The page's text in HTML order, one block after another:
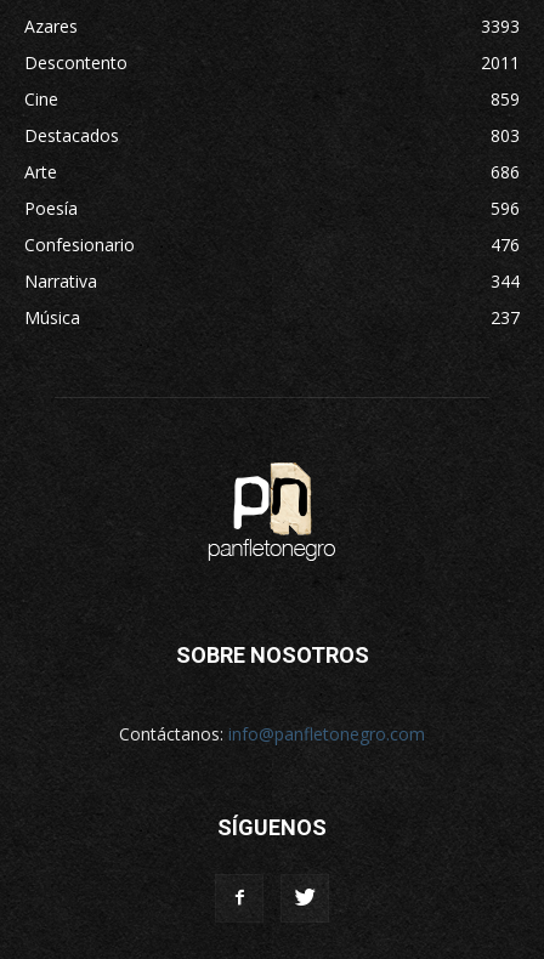
Azares
3393
Descontento
2011
Cine
859
Destacados
803
Arte
686
Poesía
596
Confesionario
476
Narrativa
344
Música
237
SOBRE NOSOTROS
Contáctanos: info@panfletonegro.com
SÍGUENOS